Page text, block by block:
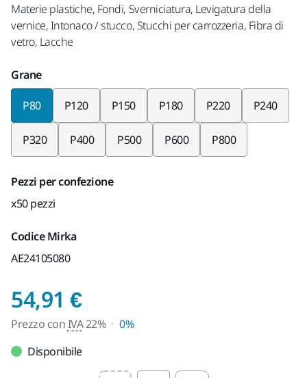
Materie plastiche, Fondi, Sverniciatura, Levigatura della
vernice, Intonaco / stucco, Stucchi per carrozzeria, Fibra di
vetro, Lacche
Grane
P80 P120 P150 P180 P220 P240
P320 P400 P500 P600 P800
Pezzi per confezione
x50 pezzi
Codice Mirka
AE24105080
54,91 €Prezzo con IVA 22%
Prezzo conIVA22%
0%
Disponibile